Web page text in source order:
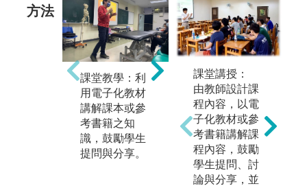
方法
課堂教學：利
用電子化教材
講解課本或參
考書籍之知
識，鼓勵學生
提問與分享。
實務操作 / 演
練：在實驗室
或專業教室實
際驗證或演練
所學知識，訓
練細心操作與
成熟技巧。
課堂講授：
由教師設計課
程內容，以電
子化教材或參
考書籍講解課
程內容，鼓勵
學生提問、討
論與分享，並